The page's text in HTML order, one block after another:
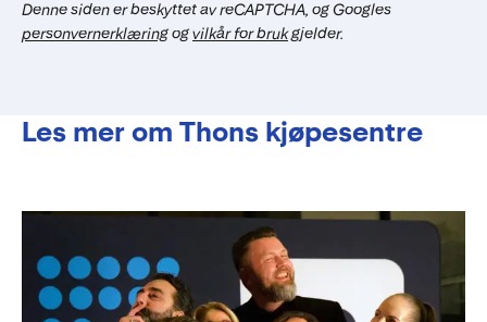
Denne siden er beskyttet av reCAPTCHA, og Googles
personvernerklæringogvilkår for brukgjelder.
Les mer om Thons kjøpesentre